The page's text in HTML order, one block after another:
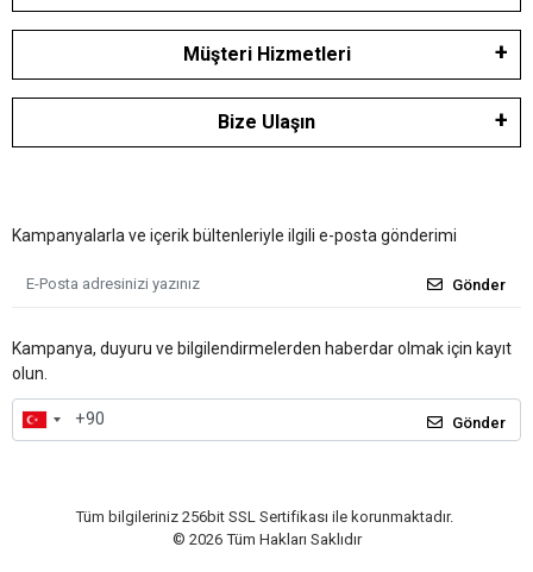
Müşteri Hizmetleri
Bize Ulaşın
Kampanyalarla ve içerik bültenleriyle ilgili e-posta gönderimi
Gönder
Kampanya, duyuru ve bilgilendirmelerden haberdar olmak için kayıt
olun.
Gönder
Tüm bilgileriniz 256bit SSL Sertifikası ile korunmaktadır.
© 2026 Tüm Hakları Saklıdır